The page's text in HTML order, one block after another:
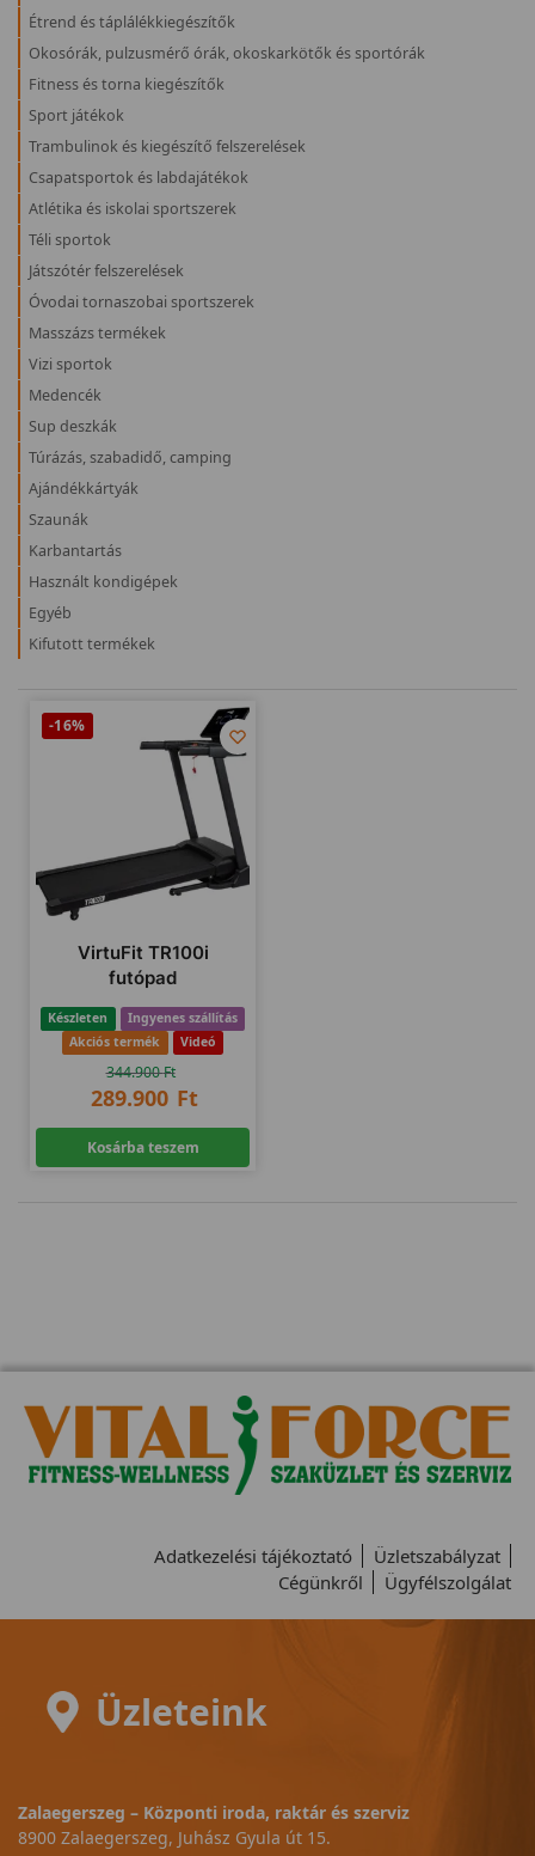
Étrend és táplálékkiegészítők
Okosórák, pulzusmérő órák, okoskarkötők és sportórák
Fitness és torna kiegészítők
Sport játékok
Trambulinok és kiegészítő felszerelések
Csapatsportok és labdajátékok
Atlétika és iskolai sportszerek
Téli sportok
Játszótér felszerelések
Óvodai tornaszobai sportszerek
Masszázs termékek
Vizi sportok
Medencék
Sup deszkák
Túrázás, szabadidő, camping
Ajándékkártyák
Szaunák
Karbantartás
Használt kondigépek
Egyéb
Kifutott termékek
-16%
VirtuFit TR100i
futópad
Készleten
Ingyenes szállítás
Akciós termék
Videó
344.900Ft
289.900 Ft
Kosárba teszem
Adatkezelési tájékoztató
Üzletszabályzat
Cégünkről
Ügyfélszolgálat
Üzleteink
Zalaegerszeg – Központi iroda, raktár és szerviz
8900 Zalaegerszeg, Juhász Gyula út 15.